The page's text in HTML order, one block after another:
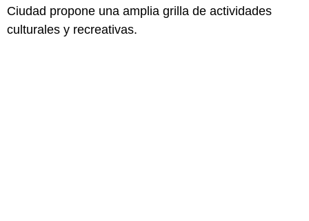
Ciudad propone una amplia grilla de actividades
culturales y recreativas.